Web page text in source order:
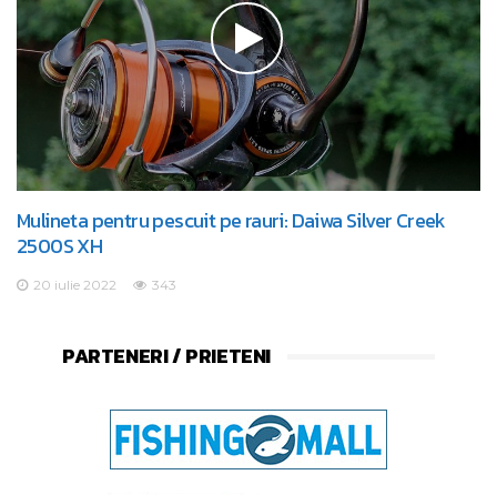
Mulineta pentru pescuit pe rauri: Daiwa Silver Creek
2500S XH
20 iulie 2022 343
PARTENERI / PRIETENI